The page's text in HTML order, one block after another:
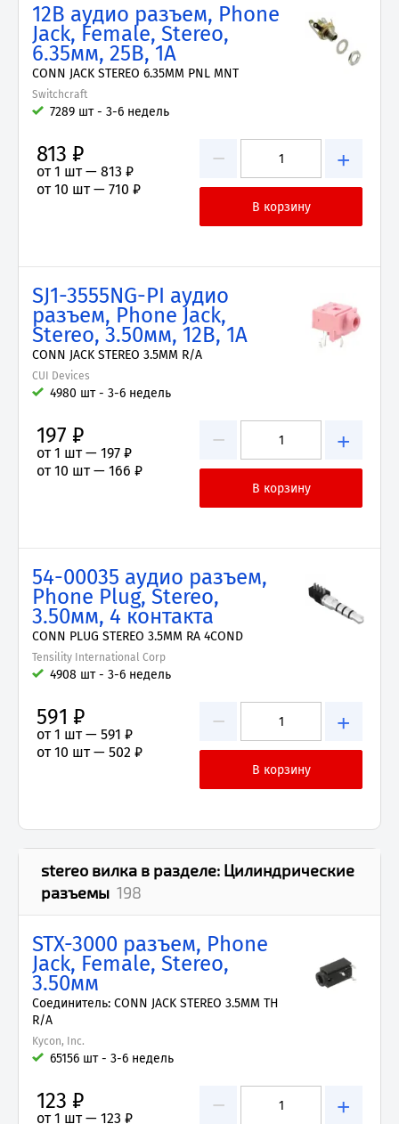
12B аудио разъем, Phone
Jack, Female, Stereo,
6.35мм, 25В, 1А
CONN JACK STEREO 6.35MM PNL MNT
Switchcraft
7289 шт - 3-6 недель
− +
813 ₽
от 1 шт — 813 ₽
от 10 шт — 710 ₽
SJ1-3555NG-PI аудио
разъем, Phone Jack,
Stereo, 3.50мм, 12В, 1А
CONN JACK STEREO 3.5MM R/A
CUI Devices
4980 шт - 3-6 недель
− +
197 ₽
от 1 шт — 197 ₽
от 10 шт — 166 ₽
54-00035 аудио разъем,
Phone Plug, Stereo,
3.50мм, 4 контакта
CONN PLUG STEREO 3.5MM RA 4COND
Tensility International Corp
4908 шт - 3-6 недель
− +
591 ₽
от 1 шт — 591 ₽
от 10 шт — 502 ₽
stereo вилка в разделе: Цилиндрические
разъемы 198
STX-3000 разъем, Phone
Jack, Female, Stereo,
3.50мм
Соединитель: CONN JACK STEREO 3.5MM TH
R/A
Kycon, Inc.
65156 шт - 3-6 недель
− +
123 ₽
от 1 шт — 123 ₽